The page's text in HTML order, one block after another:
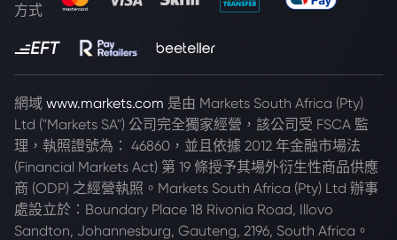
方式
網域 www.markets.com 是由 Markets South Africa (Pty)
Ltd ("Markets SA") 公司完全獨家經營，該公司受 FSCA 監
理，執照證號為： 46860，並且依據 2012 年金融市場法
(Financial Markets Act) 第 19 條授予其場外衍生性商品供應
商 (ODP) 之經營執照。Markets South Africa (Pty) Ltd 辦事
處設立於：Boundary Place 18 Rivonia Road, Illovo
Sandton, Johannesburg, Gauteng, 2196, South Africa。